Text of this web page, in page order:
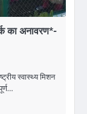
का अनावरण*-
स्वास्थ्य मिशन